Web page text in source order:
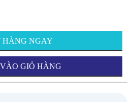
NGAY
GIỎ HÀNG